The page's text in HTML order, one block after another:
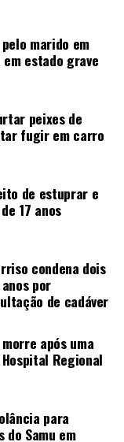
marido em
estado grave
peixes de
fugir em carro
de estuprar e
17 anos
condena dois
por
de cadáver
após uma
Regional
para
Samu em